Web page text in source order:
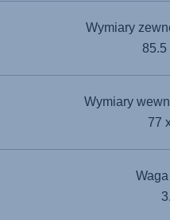
Wymiary
85.5
Wymiary
77